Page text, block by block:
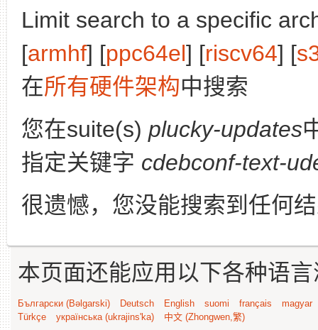
Limit search to a specific
[armhf] [ppc64el] [riscv64] [
在所有硬件架构中搜索
您在suite(s) plucky-updates
指定关键字 cdebconf-text-
很遗憾，您没能搜索到任何
本页面还能应用以下各种语
Български (Bəlgarski) Deutsch English suomi français
magyar
Türkçe
українська (ukrajins'ka) 中文 (Zhongwen,繁)